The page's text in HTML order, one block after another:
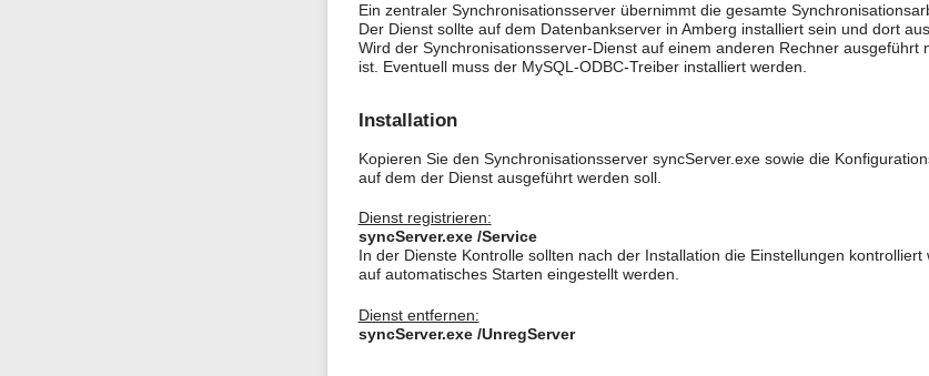
Ein zentraler Synchronisationsserver übernimmt die gesamte
Der Dienst sollte auf dem Datenbankserver in Amberg installiert sein und dort
Wird der Synchronisationsserver-Dienst auf einem anderen Rechner
ist. Eventuell muss der MySQL-ODBC-Treiber installiert werden.
Installation
Kopieren Sie den Synchronisationsserver syncServer.exe sowie die
auf dem der Dienst ausgeführt werden soll.
Dienst registrieren:
syncServer.exe /Service
In der Dienste Kontrolle sollten nach der Installation die Einstellungen
auf automatisches Starten eingestellt werden.
Dienst entfernen:
syncServer.exe /UnregServer